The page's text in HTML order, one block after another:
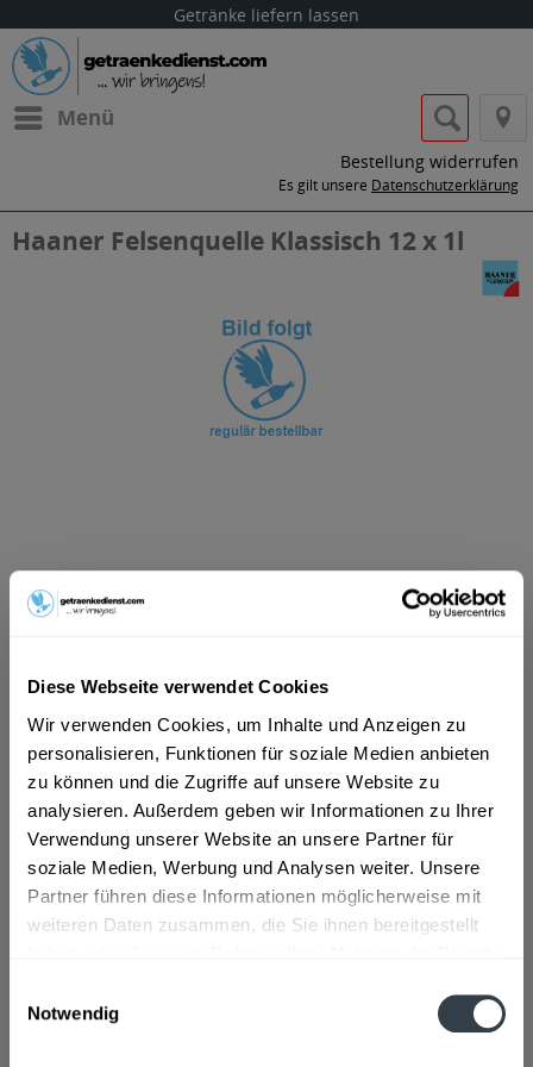
Diese Webseite verwendet Cookies
Wir verwenden Cookies, um Inhalte und Anzeigen zu
personalisieren, Funktionen für soziale Medien anbieten
zu können und die Zugriffe auf unsere Website zu
analysieren. Außerdem geben wir Informationen zu Ihrer
Verwendung unserer Website an unsere Partner für
soziale Medien, Werbung und Analysen weiter. Unsere
Partner führen diese Informationen möglicherweise mit
weiteren Daten zusammen, die Sie ihnen bereitgestellt
Notwendig
Getränke liefern lassen
Menü
Bestellung widerrufen
Es gilt unsere Datenschutzerklärung
Haaner Felsenquelle Klassisch 12 x 1l
ab 6,97 € *
Vorrätig
MEHRWEG
+4,50 € Pfand
In den Warenkorb
Artikel-Nr.:
26575
Verfügbar in:
Düsseldorf
,Hilden
mehr